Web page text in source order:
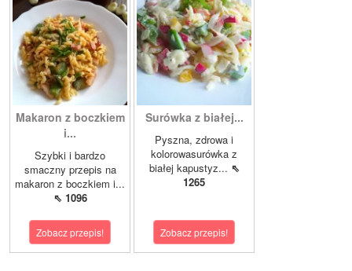
Makaron z boczkiem
i...
Szybki i bardzo
smaczny przepis na
makaron z boczkiem i...
⇖ 1096
Zobacz przepis!
Surówka z białej...
Pyszna, zdrowa i
kolorowasurówka z
białej kapustyz... ⇖
1265
Zobacz przepis!